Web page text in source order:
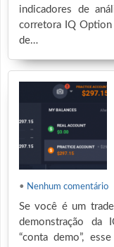
indicadores de
corretora IQ Option
de…
• Nenhum comentário
Se você é um
demonstração da
“conta demo”,